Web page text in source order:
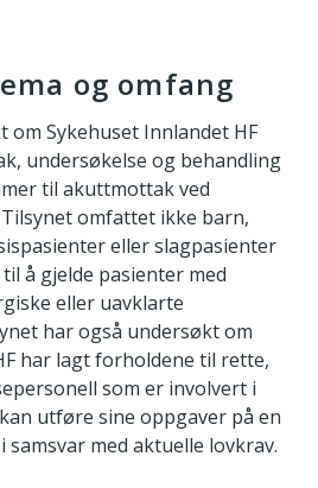
og omfang
Sykehuset Innlandet HF
undersøkelse og behandling
til akuttmottak ved
omfattet ikke barn,
eller slagpasienter
å gjelde pasienter med
eller uavklarte
har også undersøkt om
har lagt forholdene til rette,
som er involvert i
utføre sine oppgaver på en
med aktuelle lovkrav.